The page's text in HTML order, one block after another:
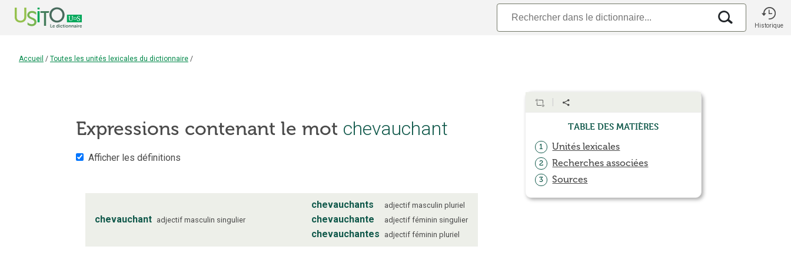
Historique
Accueil / Toutes les unités lexicales du dictionnaire /
Expressions contenant le mot chevauchant
Afficher les définitions
chevauchant adjectif masculin singulier
chevauchants adjectif masculin pluriel
chevauchante adjectif féminin singulier
chevauchantes adjectif féminin pluriel
Table des matières
1 Unités lexicales
2 Recherches associées
3 Sources